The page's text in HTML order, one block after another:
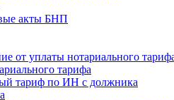
акты БНП
от уплаты нотариального
тарифа
тариф по ИН с должника